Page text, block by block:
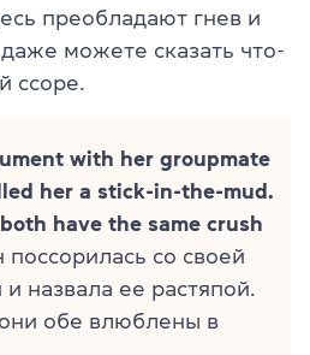
преобладают гнев и
можете сказать что-
ссоре.
with her groupmate
her a stick-in-the-mud.
have the same crush
со своей
назвала ее растяпой.
обе влюблены в